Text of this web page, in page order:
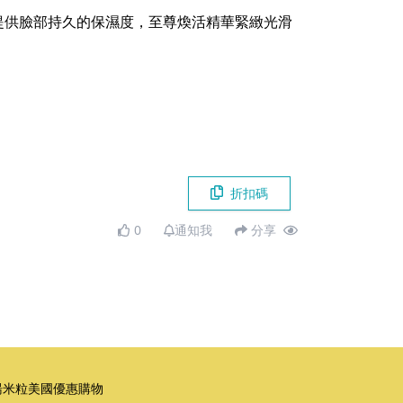
臉部持久的保濕度，至尊煥活精華緊緻光滑
折扣碼
0 通知我 分享
米粒美國優惠購物